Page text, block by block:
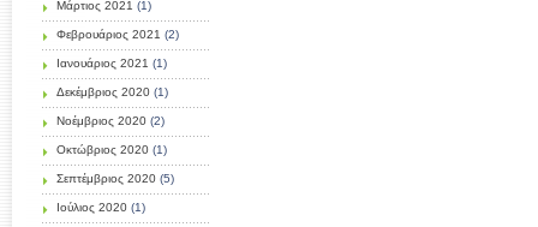
Μάρτιος 2021 (1)
Φεβρουάριος 2021 (2)
Ιανουάριος 2021 (1)
Δεκέμβριος 2020 (1)
Νοέμβριος 2020 (2)
Οκτώβριος 2020 (1)
Σεπτέμβριος 2020 (5)
Ιούλιος 2020 (1)